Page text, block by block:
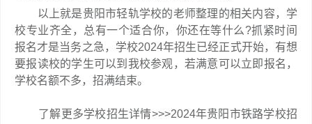
以上就是贵阳市轻轨学校的老师整理的相关内容，学
校专业齐全，总有一个适合你，你还在等什么?抓紧时间
报名才是当务之急，学校2024年招生已经正式开始，有想
要报读校的学生可以到我校参观，若满意可以立即报名，
学校名额不多，招满结束。
了解更多学校招生详情>>>2024年贵阳市铁路学校招